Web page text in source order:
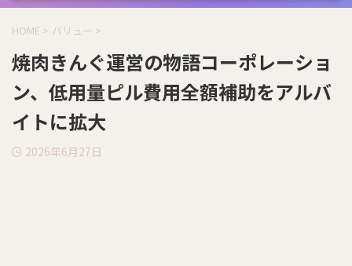
HOME > バリュー >
焼肉きんぐ運営の物語コーポレーショ
ン、低用量ピル費用全額補助をアルバ
イトに拡大
2026年6月27日